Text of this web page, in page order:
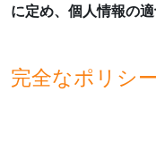
に定め、個人情報の
完全なポリシー